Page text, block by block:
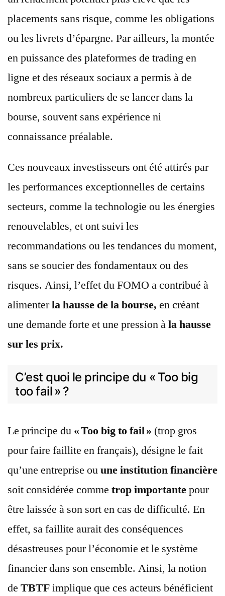
placements sans risque, comme les obligations
ou les livrets d’épargne. Par ailleurs, la montée
en puissance des plateformes de trading en
ligne et des réseaux sociaux a permis à de
nombreux particuliers de se lancer dans la
bourse, souvent sans expérience ni
connaissance préalable.
Ces nouveaux investisseurs ont été attirés par
les performances exceptionnelles de certains
secteurs, comme la technologie ou les énergies
renouvelables, et ont suivi les
recommandations ou les tendances du moment,
sans se soucier des fondamentaux ou des
risques. Ainsi, l’effet du FOMO a contribué à
alimenterla hausse de la bourse, en créant
une demande forte et une pression àla hausse
sur les prix.
C’est quoi le principe du « Too big
too fail » ?
Le principe du « Too big to fail » (trop gros
pour faire faillite en français), désigne le fait
qu’une entreprise ouune institution financière
soit considérée comme trop importantepour
être laissée à son sort en cas de difficulté. En
effet, sa faillite aurait des conséquences
désastreuses pour l’économie et le système
financier dans son ensemble. Ainsi, la notion
de TBTFimplique que ces acteurs bénéficient